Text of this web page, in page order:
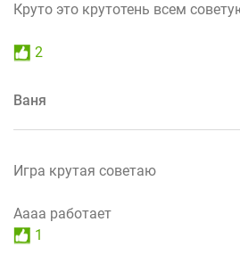
Круто это крутотень всем
2
Ваня
Игра крутая советаю
Аааа работает
1